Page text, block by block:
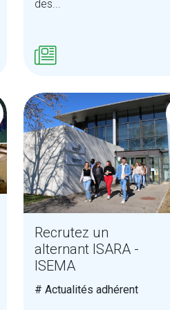
des...
Recrutez un
alternant ISARA -
ISEMA
# Actualités adhérent